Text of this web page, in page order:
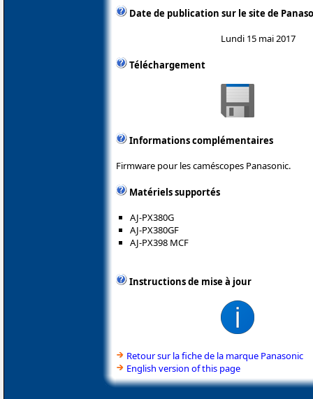
Date de publication sur le site de
Lundi 15 mai 2017
Téléchargement
Informations complémentaires
Firmware pour les caméscopes Panasonic.
Matériels supportés
AJ-PX380G
AJ-PX380GF
AJ-PX398 MCF
Instructions de mise à jour
Retour sur la fiche de la marque Panasonic
English version of this page